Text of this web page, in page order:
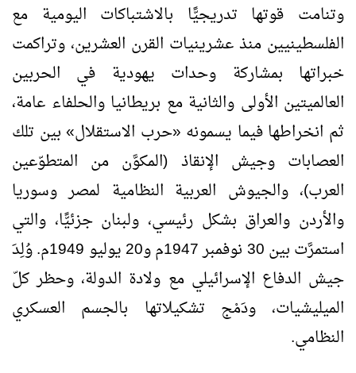
وتنامت قوتها تدريجيًّا بالاشتباكات اليومية مع
الفلسطينيين منذ عشرينيات القرن العشرين، وتراكمت
خبراتها بمشاركة وحدات يهودية في الحربين
العالميتين الأولى والثانية مع بريطانيا والحلفاء عامة،
ثم انخراطها فيما يسمونه «حرب الاستقلال» بين تلك
العصابات وجيش الإنقاذ (المكوَّن من المتطوّعين
العرب)، والجيوش العربية النظامية لمصر وسوريا
والأردن والعراق بشكل رئيسي، ولبنان جزئيًّا، والتي
استمرَّت بين 30 نوفمبر 1947م و20 يوليو 1949م. وُلِدَ
جيش الدفاع الإسرائيلي مع ولادة الدولة، وحظر كلّ
الميليشيات، ودَمْج تشكيلاتها بالجسم العسكري
النظامي.